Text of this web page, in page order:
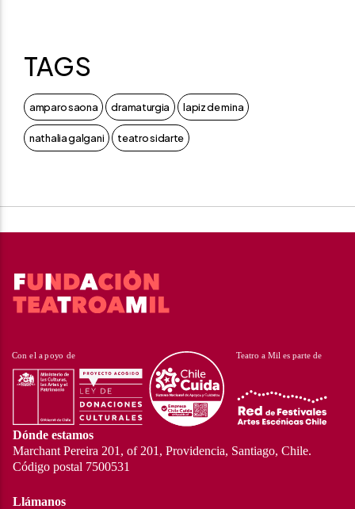
TAGS
amparo saona dramaturgia lapiz de mina
nathalia galgani teatro sidarte
Dónde estamos
Marchant Pereira 201, of 201, Providencia, Santiago, Chile.
Código postal 7500531
Llámanos